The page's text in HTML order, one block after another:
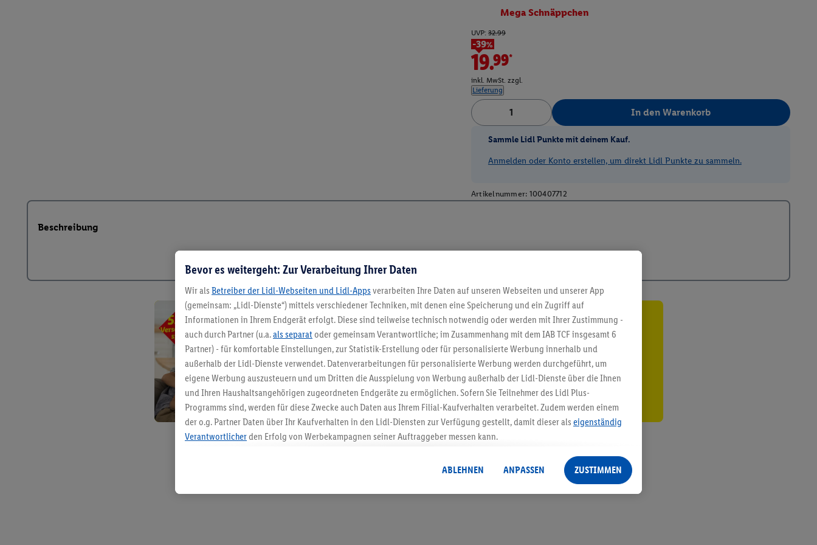
Mega Schnäppchen
UVP: 32.99
-39%
19.99*
inkl. MwSt. zzgl.
Lieferung
In den Warenkorb
Sammle Lidl Punkte mit deinem Kauf.
Anmelden oder Konto erstellen, um direkt Lidl Punkte zu sammeln.
Artikelnummer: 100407712
Beschreibung
5.95 € Versand sparen³²ᵃ
Jetzt zum Newsletter anmelden
Gutschein sichern!
Bevor es weitergeht: Zur Verarbeitung Ihrer Daten
Wir als Betreiber der Lidl-Webseiten und Lidl-Apps verarbeiten Ihre Daten auf unseren Webseiten und unserer App
(gemeinsam: „Lidl-Dienste“) mittels verschiedener Techniken, mit denen eine Speicherung und ein Zugriff auf
Informationen in Ihrem Endgerät erfolgt. Diese sind teilweise technisch notwendig oder werden mit Ihrer Zustimmung -
auch durch Partner (u.a.als separat oder gemeinsam Verantwortliche; im Zusammenhang mit dem IAB TCF insgesamt 6
Partner) - für komfortable Einstellungen, zur Statistik-Erstellung oder für personalisierte Werbung innerhalb und
außerhalb der Lidl-Dienste verwendet. Datenverarbeitungen für personalisierte Werbung werden durchgeführt, um
eigene Werbung auszusteuern und um Dritten die Ausspielung von Werbung außerhalb der Lidl-Dienste über die Ihnen
und Ihren Haushaltsangehörigen zugeordneten Endgeräte zu ermöglichen. Sofern Sie Teilnehmer des Lidl Plus-
Programms sind, werden für diese Zwecke auch Daten aus Ihrem Filial-Kaufverhalten verarbeitet. Zudem werden einem
der o.g. Partner Daten über Ihr Kaufverhalten in den Lidl-Diensten zur Verfügung gestellt, damit dieser als eigenständig
Verantwortlicherden Erfolg von Werbekampagnen seiner Auftraggeber messen kann.
angereicherten Profilen. Dies umfasst die Zusammenführung von Daten (z.B. über Ihre Nutzung der Lidl-Dienste, Ihr
Kaufverhalten in den Lidl-Diensten, Informationen aus Ihrem Kundenkonto - z.B. Alter oder Geschlecht - sowie Ihre
genauen Standortdaten) auch über verschiedene Endgeräte und Lidl-Dienste hinweg einschließlich dem Speichern von
ABLEHNEN ANPASSEN ZUSTIMMEN